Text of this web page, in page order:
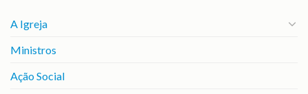
A Igreja
Ministros
Ação Social